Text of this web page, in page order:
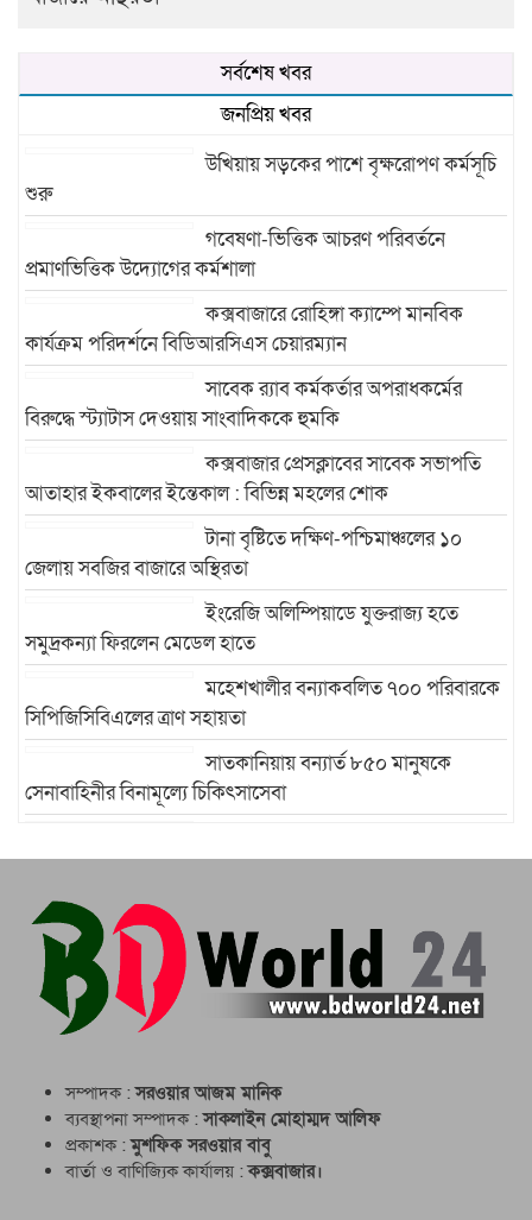
সর্বশেষ খবর
জনপ্রিয় খবর
উখিয়ায় সড়কের পাশে বৃক্ষরোপণ কর্মসূচি
শুরু
গবেষণা-ভিত্তিক আচরণ পরিবর্তনে
প্রমাণভিত্তিক উদ্যোগের কর্মশালা
কক্সবাজারে রোহিঙ্গা ক্যাম্পে মানবিক
কার্যক্রম পরিদর্শনে বিডিআরসিএস চেয়ারম্যান
সাবেক র‍্যাব কর্মকর্তার অপরাধকর্মের
বিরুদ্ধে স্ট্যাটাস দেওয়ায় সাংবাদিককে হুমকি
কক্সবাজার প্রেসক্লাবের সাবেক সভাপতি
আতাহার ইকবালের ইন্তেকাল : বিভিন্ন মহলের শোক
টানা বৃষ্টিতে দক্ষিণ-পশ্চিমাঞ্চলের ১০
জেলায় সবজির বাজারে অস্থিরতা
ইংরেজি অলিম্পিয়াডে যুক্তরাজ্য হতে
সমুদ্রকন্যা ফিরলেন মেডেল হাতে
মহেশখালীর বন্যাকবলিত ৭০০ পরিবারকে
সিপিজিসিবিএলের ত্রাণ সহায়তা
সাতকানিয়ায় বন্যার্ত ৮৫০ মানুষকে
সেনাবাহিনীর বিনামূল্যে চিকিৎসাসেবা
মাদ্রাসাভবনের ওপর পাহাড় ধসে পাঁচ শিক্ষার্থী নিহত
সম্পাদক :সরওয়ার আজম মানিক
ব্যবস্থাপনা সম্পাদক :সাকলাইন মোহাম্মদ আলিফ
প্রকাশক :মুশফিক সরওয়ার বাবু
বার্তা ও বাণিজ্যিক কার্যালয় :কক্সবাজার।